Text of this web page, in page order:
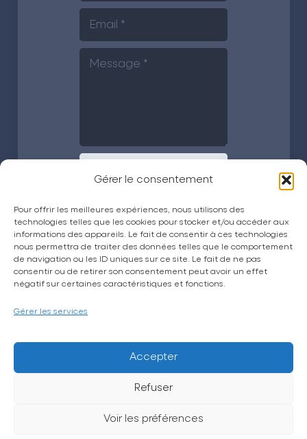
Gérer le consentement
Pour offrir les meilleures expériences, nous utilisons des
technologies telles que les cookies pour stocker et/ou accéder aux
informations des appareils. Le fait de consentir à ces technologies
nous permettra de traiter des données telles que le comportement
de navigation ou les ID uniques sur ce site. Le fait de ne pas
consentir ou de retirer son consentement peut avoir un effet
négatif sur certaines caractéristiques et fonctions.
Gérer les services
Accepter
Refuser
Voir les préférences
La CPTS Trésor
Espace adhérent
Petites annonces
Contact